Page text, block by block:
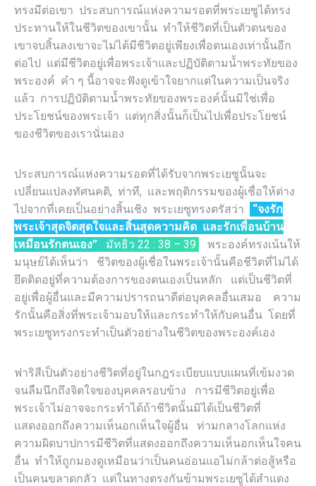
ทรงมีต่อเขา ประสบการณ์แห่งความรอดที่พระเยซูได้ทรง
ประทานให้ในชีวิตของเขานั้น ทำให้ชีวิตที่เป็นตัวตนของ
เขาจบสิ้นลงเขาจะไม่ได้มีชีวิตอยู่เพียงเพื่อตนเองเท่านั้นอีก
ต่อไป แต่มีชีวิตอยู่เพื่อพระเจ้าและปฏิบัติตามน้ำพระทัยของ
พระองค์ คำ ๆ นี้อาจจะฟังดูเข้าใจยากแต่ในความเป็นจริง
แล้ว การปฏิบัติตามน้ำพระทัยของพระองค์นั้นมิใช่เพื่อ
ประโยชน์ของพระเจ้า แต่ทุกสิ่งนั้นก็เป็นไปเพื่อประโยชน์
ของชีวิตของเรานั่นเอง
ประสบการณ์แห่งความรอดที่ได้รับจากพระเยซูนั้นจะ
เปลี่ยนแปลงทัศนคติ, ท่าที, และพฤติกรรมของผู้เชื่อให้ต่าง
ไปจากที่เคยเป็นอย่างสิ้นเชิง พระเยซูทรงตรัสว่า
“จงรัก
พระเจ้าสุดจิตสุดใจและสิ้นสุดความคิด และรักเพื่อนบ้าน
เหมือนรักตนเอง” มัทธิว 22 : 38 – 39
พระองค์ทรงเน้นให้
มนุษย์ได้เห็นว่า ชีวิตของผู้เชื่อในพระเจ้านั้นคือชีวิตที่ไม่ได้
ยึดติดอยู่ที่ความต้องการของตนเองเป็นหลัก แต่เป็นชีวิตที่
อยู่เพื่อผู้อื่นและมีความปรารถนาดีต่อบุคคลอื่นเสมอ ความ
รักนั้นคือสิ่งที่พระเจ้ามอบให้และกระทำให้กับคนอื่น โดยที่
พระเยซูทรงกระทำเป็นตัวอย่างในชีวิตของพระองค์เอง
ฟาริสีเป็นตัวอย่างชีวิตที่อยู่ในกฎระเบียบแบบแผนที่เข้มงวด
จนลืมนึกถึงจิตใจของบุคคลรอบข้าง การมีชีวิตอยู่เพื่อ
พระเจ้าไม่อาจจะกระทำได้ถ้าชีวิตนั้นมิได้เป็นชีวิตที่
แสดงออกถึงความเห็นอกเห็นใจผู้อื่น ท่ามกลางโลกแห่ง
ความผิดบาปการมีชีวิตที่แสดงออกถึงความเห็นอกเห็นใจคน
อื่น ทำให้ถูกมองดูเหมือนว่าเป็นคนอ่อนแอไม่กล้าต่อสู้หรือ
เป็นคนขลาดกลัว แต่ในทางตรงกันข้ามพระเยซูได้สำแดง